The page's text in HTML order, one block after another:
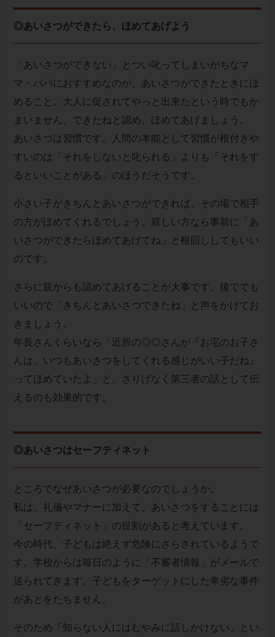
◎あいさつができたら、ほめてあげよう
「あいさつができない」とつい叱ってしまいがちなマ
マ・パパにおすすめなのが、あいさつができたときにほ
めること。大人に促されてやっと出来たという時でもか
まいません。できたねと認め、ほめてあげましょう。
あいさつは習慣です。人間の本能として習慣が根付きや
すいのは「それをしないと叱られる」よりも「それをす
るといいことがある」のほうだそうです。
小さい子がきちんとあいさつができれば、その場で相手
の方がほめてくれるでしょう。親しい方なら事前に「あ
いさつができたらほめてあげてね」と根回ししてもいい
のです。
さらに親からも認めてあげることが大事です。後ででも
いいので「きちんとあいさつできたね」と声をかけてお
きましょう。
年長さんくらいなら「近所の◎◎さんが『お宅のお子さ
んは、いつもあいさつをしてくれる感じがいい子だね』
ってほめていたよ」と、さりげなく第三者の話として伝
えるのも効果的です。
◎あいさつはセーフティネット
ところでなぜあいさつが必要なのでしょうか。
私は、礼儀やマナーに加えて、あいさつをすることには
「セーフティネット」の役割があると考えています。
今の時代、子どもは絶えず危険にさらされているようで
す。学校からは毎日のように「不審者情報」がメールで
送られてきます。子どもをターゲットにした卑劣な事件
があとをたちません。
そのため「知らない人にはむやみに話しかけない」とい